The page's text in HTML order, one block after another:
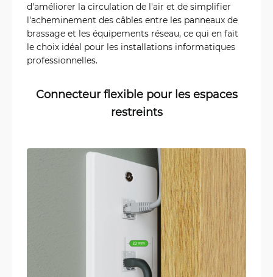
d'améliorer la circulation de l'air et de simplifier
l'acheminement des câbles entre les panneaux de
brassage et les équipements réseau, ce qui en fait
le choix idéal pour les installations informatiques
professionnelles.
Connecteur flexible pour les espaces
restreints